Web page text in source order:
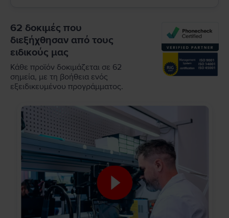
62 δοκιμές που
διεξήχθησαν από τους
ειδικούς μας
Κάθε προϊόν δοκιμάζεται σε 62
σημεία, με τη βοήθεια ενός
εξειδικευμένου προγράμματος.